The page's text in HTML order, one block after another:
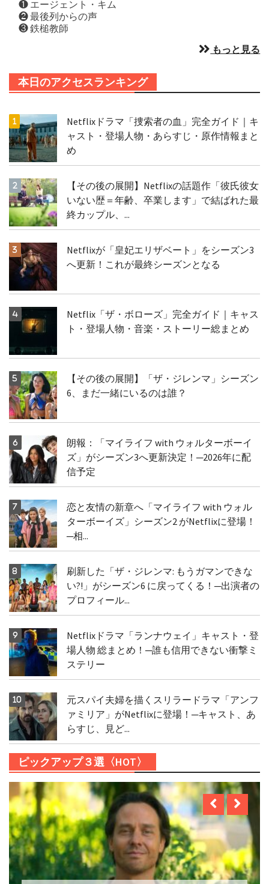
❶ エージェント・キム
❷ 最後列からの声
❸ 鉄槌教師
もっと見る
本日のアクセスランキング
Netflixドラマ「捜索者の血」完全ガイド｜キ
ャスト・登場人物・あらすじ・原作情報まと
め
【その後の展開】Netflixの話題作「彼氏彼女
いない歴＝年齢、卒業します」で結ばれた最
終カップル、...
Netflixが「皇妃エリザベート」をシーズン3
へ更新！これが最終シーズンとなる
Netflix「ザ・ボローズ」完全ガイド｜キャス
ト・登場人物・音楽・ストーリー総まとめ
【その後の展開】「ザ・ジレンマ」シーズン
6、まだ一緒にいるのは誰？
朗報：「マイライフ with ウォルターボーイ
ズ」がシーズン3へ更新決定！─2026年に配
信予定
恋と友情の新章へ「マイライフ with ウォル
ターボーイズ」シーズン2 がNetflixに登場！
─相...
刷新した「ザ・ジレンマ: もうガマンできな
い?!」がシーズン6 に戻ってくる！─出演者の
プロフィール...
Netflixドラマ「ランナウェイ」キャスト・登
場人物 総まとめ！─誰も信用できない衝撃ミ
ステリー
元スパイ夫婦を描くスリラードラマ「アンフ
ァミリア」がNetflixに登場！─キャスト、あ
らすじ、見ど...
ピックアップ３選〈HOT〉